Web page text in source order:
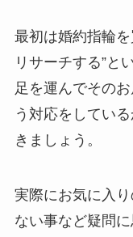
最初は婚約指輪
リサーチする”と
足を運んでその
う対応をしてい
きましょう。
実際にお気に入
ない事など疑問